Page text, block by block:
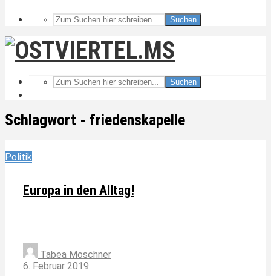
Suchen
Suchen
Schlagwort - friedenskapelle
Politik
Europa in den Alltag!
Tabea Moschner
6. Februar 2019